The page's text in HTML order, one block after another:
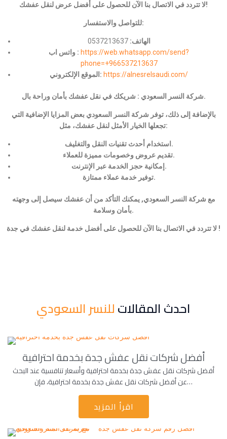
لا تتردد في الاتصال بنا الآن للحصول على أفضل عرض لنقل عفشك!
للتواصل والاستفسار:
الهاتف: 0537213637
واتس اب : https://web.whatsapp.com/send?
phone=+966537213637
الموقع الإلكتروني: https://alnesrelsaudi.com/
شركة النسر السعودي : شريكك في نقل عفشك بأمان وراحة بال.
بالإضافة إلى ذلك، توفر شركة النسر السعودي بعض المزايا الإضافية التي
تجعلها الخيار الأمثل لنقل عفشك، مثل:
استخدام أحدث تقنيات النقل والتغليف.
تقديم عروض وخصومات مميزة للعملاء.
إمكانية حجز الخدمة عبر الإنترنت.
توفير خدمة عملاء ممتازة.
مع شركة النسر السعودي, يمكنك التأكد من أن عفشك سيصل إلى وجهته
بأمان وسلامة.
لا تتردد في الاتصال بنا الآن للحصول على أفضل خدمة لنقل عفشك في جدة !
احدث المقالاتللنسر السعودي
أفضل شركات نقل عفش جدة بخدمة احترافية
أفضل شركات نقل عفش جدة بخدمة احترافية وأسعار تنافسية عند البحث
عن أفضل شركات نقل عفش جدة بخدمة احترافية، فإن…
اقرأ المزيد